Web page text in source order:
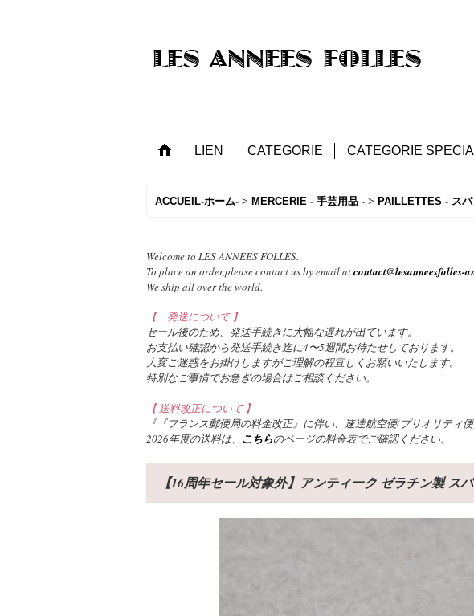
LIEN CATEGORIE CATEGORIE
ACCUEIL-ホーム- > MERCERIE - 手芸用品 - > PAILLETTES - ス
Welcome to LES ANNEES FOLLES.
To place an order,please contact us by email atcontact@lesanneesfolles-
We ship all over the world.
【 発送について 】
セール後のため、発送手続きに大幅な遅れが出ています。
お支払い確認から発送手続き迄に4〜5週間お待たせしております。
大変ご迷惑をお掛けしますがご理解の程宜しくお願いいたします。
特別なご事情でお急ぎの場合はご相談ください。
【 送料改正について 】
『『フランス郵便局の料金改正』に伴い、速達航空便(プリオリティ
2026年度の送料は、 こちらのページの料金表でご確認ください。
【16周年セール対象外】アンティーク ゼラチン製 ス